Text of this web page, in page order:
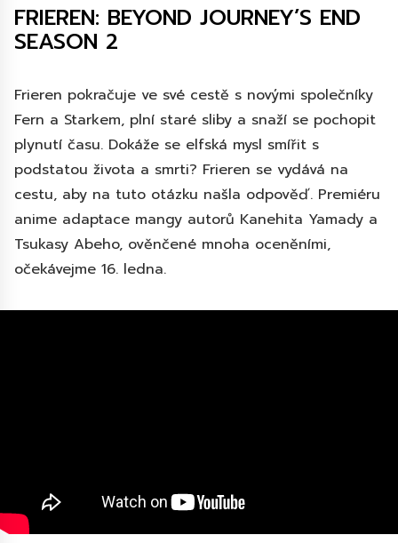
FRIEREN: BEYOND JOURNEY’S END
SEASON 2
Frieren pokračuje ve své cestě s novými společníky
Fern a Starkem, plní staré sliby a snaží se pochopit
plynutí času. Dokáže se elfská mysl smířit s
podstatou života a smrti? Frieren se vydává na
cestu, aby na tuto otázku našla odpověď. Premiéru
anime adaptace mangy autorů Kanehita Yamady a
Tsukasy Abeho, ověnčené mnoha oceněními,
očekávejme 16. ledna.